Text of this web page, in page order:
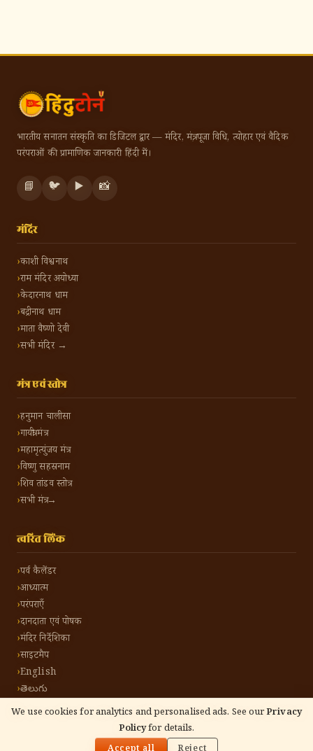
We use cookies for analytics and personalised ads. See ourPrivacy
Policyfor details.
भारतीय सनातन संस्कृति का डिजिटल द्वार — मंदिर, मंत्र, पूजा विधि, त्योहार एवं वैदिक
परंपराओं की प्रामाणिक जानकारी हिंदी में।
📘 🐦 ▶️ 📸
मंदिर
काशी विश्वनाथ
राम मंदिर अयोध्या
केदारनाथ धाम
बद्रीनाथ धाम
माता वैष्णो देवी
सभी मंदिर →
मंत्र एवं स्तोत्र
हनुमान चालीसा
गायत्री मंत्र
महामृत्युंजय मंत्र
विष्णु सहस्रनाम
शिव तांडव स्तोत्र
सभी मंत्र →
त्वरित लिंक
पर्व कैलेंडर
आध्यात्म
परंपराएँ
दानदाता एवं पोषक
मंदिर निर्देशिका
साइटमैप
English
తెలుగు
हिंदू टोन हिंदी। सर्वाधिकार सुरक्षित। गोपनीयता नीति